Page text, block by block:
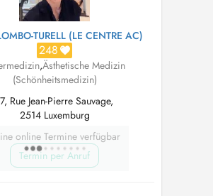
TURELL (LE CENTRE AC)
248
,Ästhetische Medizin
(Schönheitsmedizin)
Rue Jean-Pierre Sauvage,
2514 Luxemburg
online Termine verfügbar
Termin per Anruf